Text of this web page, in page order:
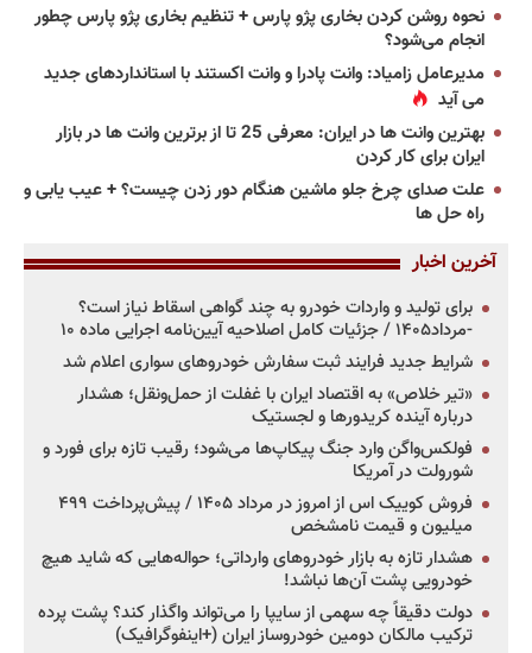
نحوه روشن کردن بخاری پژو پارس + تنظیم بخاری پژو پارس چطور
انجام می‌شود؟
مدیرعامل زامیاد: وانت پادرا و وانت اکستند با استانداردهای جدید
می آید
بهترین وانت ها در ایران: معرفی 25 تا از برترین وانت ها در بازار
ایران برای کار کردن
علت صدای چرخ جلو ماشین هنگام دور زدن چیست؟ + عیب یابی و
راه حل ها
آخرین اخبار
برای تولید و واردات خودرو به چند گواهی اسقاط نیاز است؟
-مرداد۱۴۰۵ / جزئیات کامل اصلاحیه آیین‌نامه اجرایی ماده ۱۰
شرایط جدید فرایند ثبت سفارش خودروهای سواری اعلام شد
«تیر خلاص» به اقتصاد ایران با غفلت از حمل‌ونقل؛ هشدار
درباره آینده کریدورها و لجستیک
فولکس‌واگن وارد جنگ پیکاپ‌ها می‌شود؛ رقیب تازه برای فورد و
شورولت در آمریکا
فروش کوییک اس از امروز در مرداد ۱۴۰۵ / پیش‌پرداخت ۴۹۹
میلیون و قیمت نامشخص
هشدار تازه به بازار خودروهای وارداتی؛ حواله‌هایی که شاید هیچ
خودرویی پشت آن‌ها نباشد!
دولت دقیقاً چه سهمی از سایپا را می‌تواند واگذار کند؟ پشت پرده
ترکیب مالکان دومین خودروساز ایران (+اینفوگرافیک)